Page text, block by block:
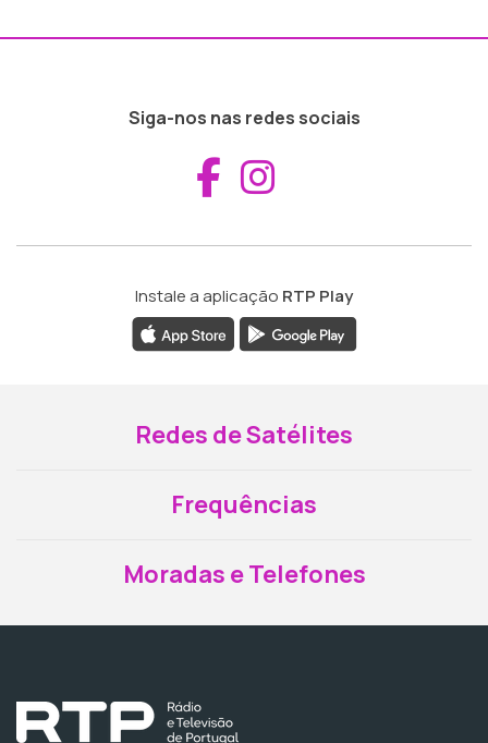
Siga-nos nas redes sociais
Aceder ao
Instale a aplicação RTP Play
Redes de Satélites
Frequências
Moradas e Telefones